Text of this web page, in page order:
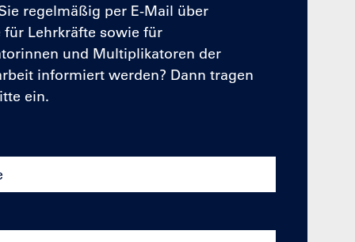
regelmäßig per E-Mail über
für Lehrkräfte sowie für
und Multiplikatoren der
informiert werden? Dann tragen
ein.